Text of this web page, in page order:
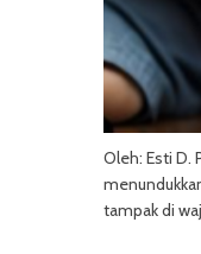
Oleh: Esti D.
tampak di